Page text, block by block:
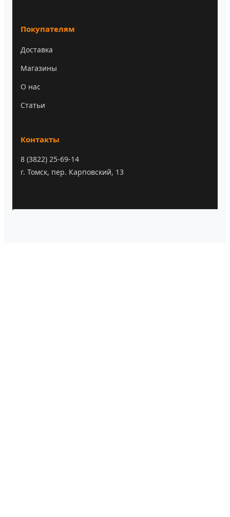
Покупателям
Доставка
Магазины
О нас
Статьи
Контакты
8 (3822) 25-69-14
г. Томск, пер. Карповский, 13